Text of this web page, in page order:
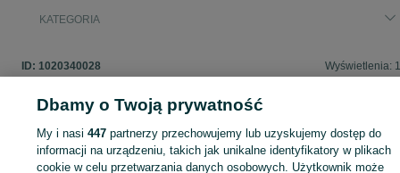
KATEGORIA
ID: 1020340028 Wyświetlenia:
Zaloguj się lub załóż konto na OLX, aby skontaktować się z
sprzedającym
Dbamy o Twoją prywatność
My i nasi447 partnerzy przechowujemy lub uzyskujemy dostęp do
informacji na urządzeniu, takich jak unikalne identyfikatory w plikach
cookie w celu przetwarzania danych osobowych. Użytkownik może